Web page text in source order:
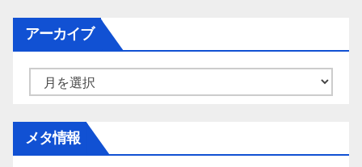
ー
アーカイブ
メタ情報